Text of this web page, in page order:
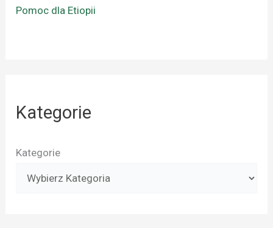
Pomoc dla Etiopii
Kategorie
Kategorie